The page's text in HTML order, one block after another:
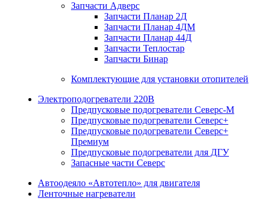
Запчасти Адверс
Запчасти Планар 2Д
Запчасти Планар 4ДМ
Запчасти Планар 44Д
Запчасти Теплостар
Запчасти Бинар
Комплектующие для установки отопителей
Электроподогреватели 220В
Предпусковые подогреватели Северс-М
Предпусковые подогреватели Северс+
Предпусковые подогреватели Северс+
Премиум
Предпусковые подогреватели для ДГУ
Запасные части Северс
Автоодеяло «Автотепло» для двигателя
Ленточные нагреватели